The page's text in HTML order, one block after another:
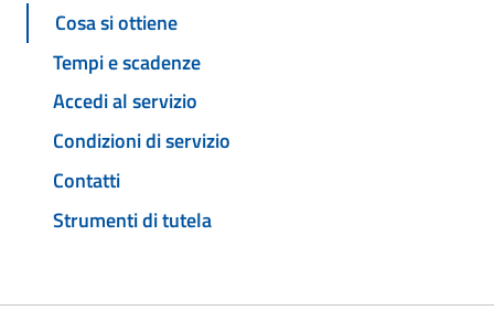
Cosa si ottiene
Tempi e scadenze
Accedi al servizio
Condizioni di servizio
Contatti
Strumenti di tutela